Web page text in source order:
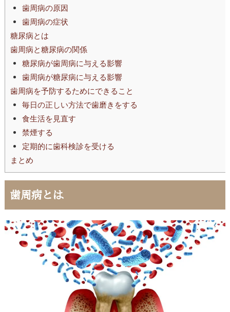
歯周病の原因
歯周病の症状
糖尿病とは
歯周病と糖尿病の関係
糖尿病が歯周病に与える影響
歯周病が糖尿病に与える影響
歯周病を予防するためにできること
毎日の正しい方法で歯磨きをする
食生活を見直す
禁煙する
定期的に歯科検診を受ける
まとめ
歯周病とは